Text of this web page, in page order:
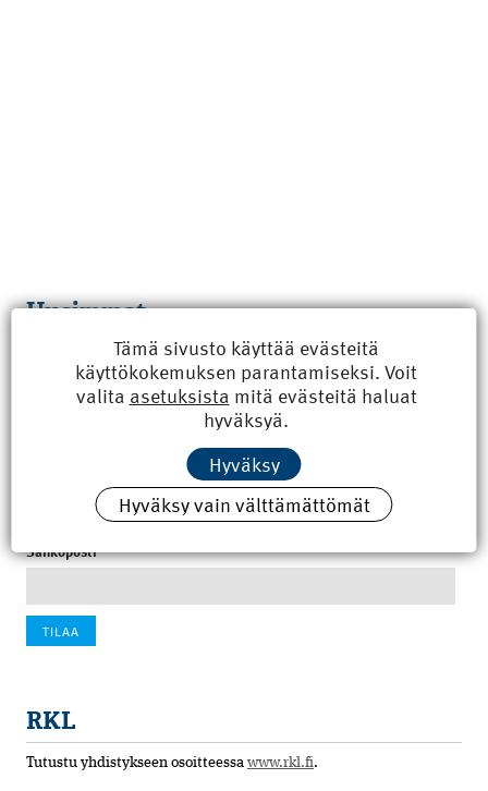
Uusimmat
Kyberisku kiinteistötietoihin haittaisi energiarakentamista
8.6.2026 15:21
100 vuotta sitten: Rajajoen uusi rautatiesilta
Tilaa uutiskirje
Sähköposti
RKL
Tutustu yhdistykseen osoitteessa www.rkl.fi.
Tämä sivusto käyttää evästeitä
käyttökokemuksen parantamiseksi. Voit
valita asetuksista mitä evästeitä haluat
hyväksyä.
Hyväksy
Hyväksy vain välttämättömät